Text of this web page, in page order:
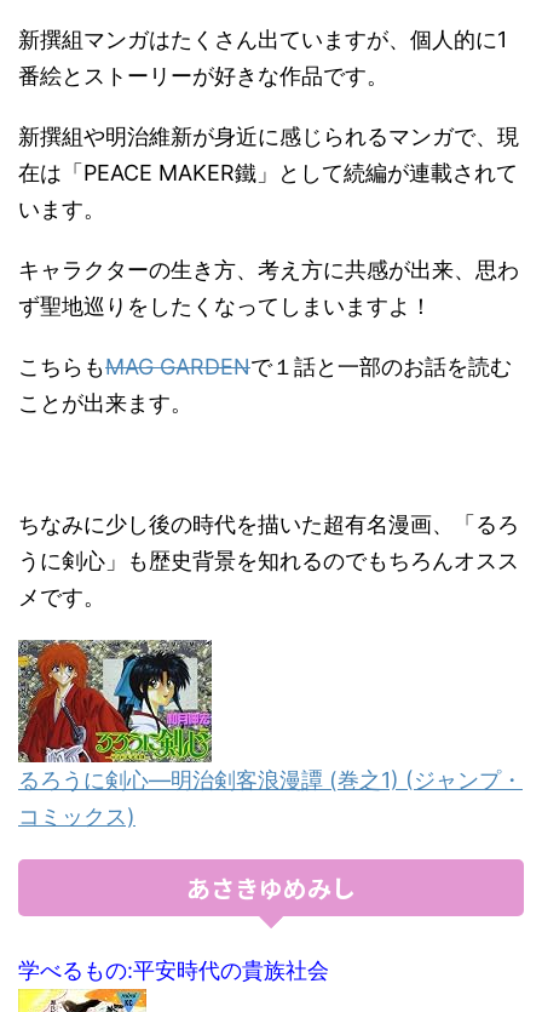
新撰組マンガはたくさん出ていますが、個人的に1
番絵とストーリーが好きな作品です。
新撰組や明治維新が身近に感じられるマンガで、現
在は「PEACE MAKER鐵」として続編が連載されて
います。
キャラクターの生き方、考え方に共感が出来、思わ
ず聖地巡りをしたくなってしまいますよ！
こちらもMAG GARDENで１話と一部のお話を読む
ことが出来ます。
ちなみに少し後の時代を描いた超有名漫画、「るろ
うに剣心」も歴史背景を知れるのでもちろんオスス
メです。
るろうに剣心―明治剣客浪漫譚 (巻之1) (ジャンプ・
コミックス)
あさきゆめみし
学べるもの:平安時代の貴族社会